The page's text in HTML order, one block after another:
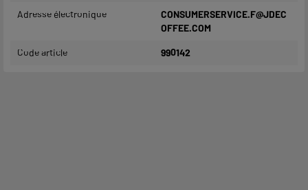
Adresse électronique
CONSUMERSERVICE.F@JDEC
OFFEE.COM
Code article 990142